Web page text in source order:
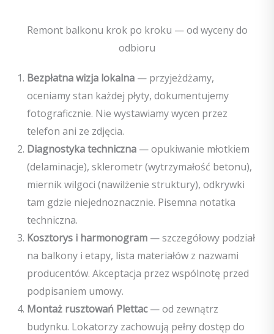
Remont balkonu krok po kroku — od wyceny do
odbioru
Bezpłatna wizja lokalna — przyjeżdżamy,
oceniamy stan każdej płyty, dokumentujemy
fotograficznie. Nie wystawiamy wycen przez
telefon ani ze zdjęcia.
Diagnostyka techniczna — opukiwanie młotkiem
(delaminacje), sklerometr (wytrzymałość betonu),
miernik wilgoci (nawilżenie struktury), odkrywki
tam gdzie niejednoznacznie. Pisemna notatka
techniczna.
Kosztorys i harmonogram — szczegółowy podział
na balkony i etapy, lista materiałów z nazwami
producentów. Akceptacja przez wspólnotę przed
podpisaniem umowy.
Montaż rusztowań Plettac— od zewnątrz
budynku. Lokatorzy zachowują pełny dostęp do